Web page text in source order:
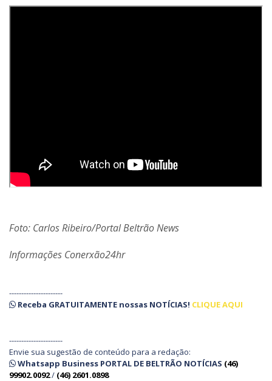
Foto: Carlos Ribeiro/Portal Beltrão News
Informações Conerxão24hr
----------------------
Receba GRATUITAMENTE nossas NOTÍCIAS! CLIQUE AQUI
----------------------
Envie sua sugestão de conteúdo para a redação:
Whatsapp Business PORTAL DE BELTRÃO NOTÍCIAS (46)
99902.0092/ (46) 2601.0898